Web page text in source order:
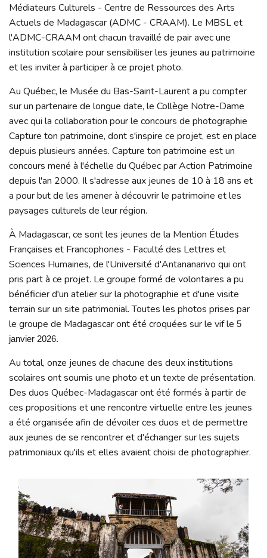
Médiateurs Culturels - Centre de Ressources des Arts
Actuels de Madagascar (ADMC - CRAAM). Le MBSL et
l'ADMC-CRAAM ont chacun travaillé de pair avec une
institution scolaire pour sensibiliser les jeunes au patrimoine
et les inviter à participer à ce projet photo.
Au Québec, le Musée du Bas-Saint-Laurent a pu compter
sur un partenaire de longue date, le Collège Notre-Dame
avec qui la collaboration pour le concours de photographie
Capture ton patrimoine, dont s'inspire ce projet, est en place
depuis plusieurs années. Capture ton patrimoine est un
concours mené à l'échelle du Québec par Action Patrimoine
depuis l'an 2000. Il s'adresse aux jeunes de 10 à 18 ans et
a pour but de les amener à découvrir le patrimoine et les
paysages culturels de leur région.
À Madagascar, ce sont les jeunes de la Mention Études
Françaises et Francophones - Faculté des Lettres et
Sciences Humaines, de l'Université d'Antananarivo qui ont
pris part à ce projet. Le groupe formé de volontaires a pu
bénéficier d'un atelier sur la photographie et d'une visite
terrain sur un site patrimonial. Toutes les photos prises par
le groupe de Madagascar ont été croquées sur le vif le 5
janvier 2026.
Au total, onze jeunes de chacune des deux institutions
scolaires ont soumis une photo et un texte de présentation.
Des duos Québec-Madagascar ont été formés à partir de
ces propositions et une rencontre virtuelle entre les jeunes
a été organisée afin de dévoiler ces duos et de permettre
aux jeunes de se rencontrer et d'échanger sur les sujets
patrimoniaux qu'ils et elles avaient choisi de photographier.